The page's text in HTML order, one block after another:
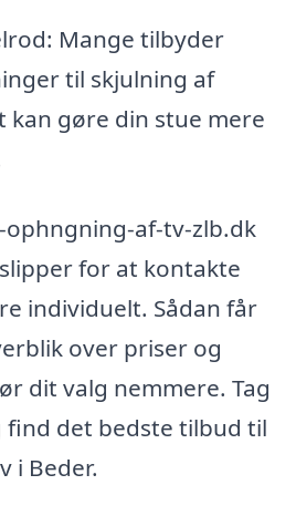
Mange tilbyder
til skjulning af
kan gøre din stue mere
ophngning-af-tv-zlb.dk
for at kontakte
individuelt. Sådan får
over priser og
dit valg nemmere. Tag
find det bedste tilbud til
i Beder.